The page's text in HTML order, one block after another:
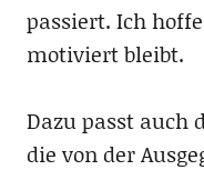
passiert. Ich
motiviert bleibt.
Dazu passt auch
die von der